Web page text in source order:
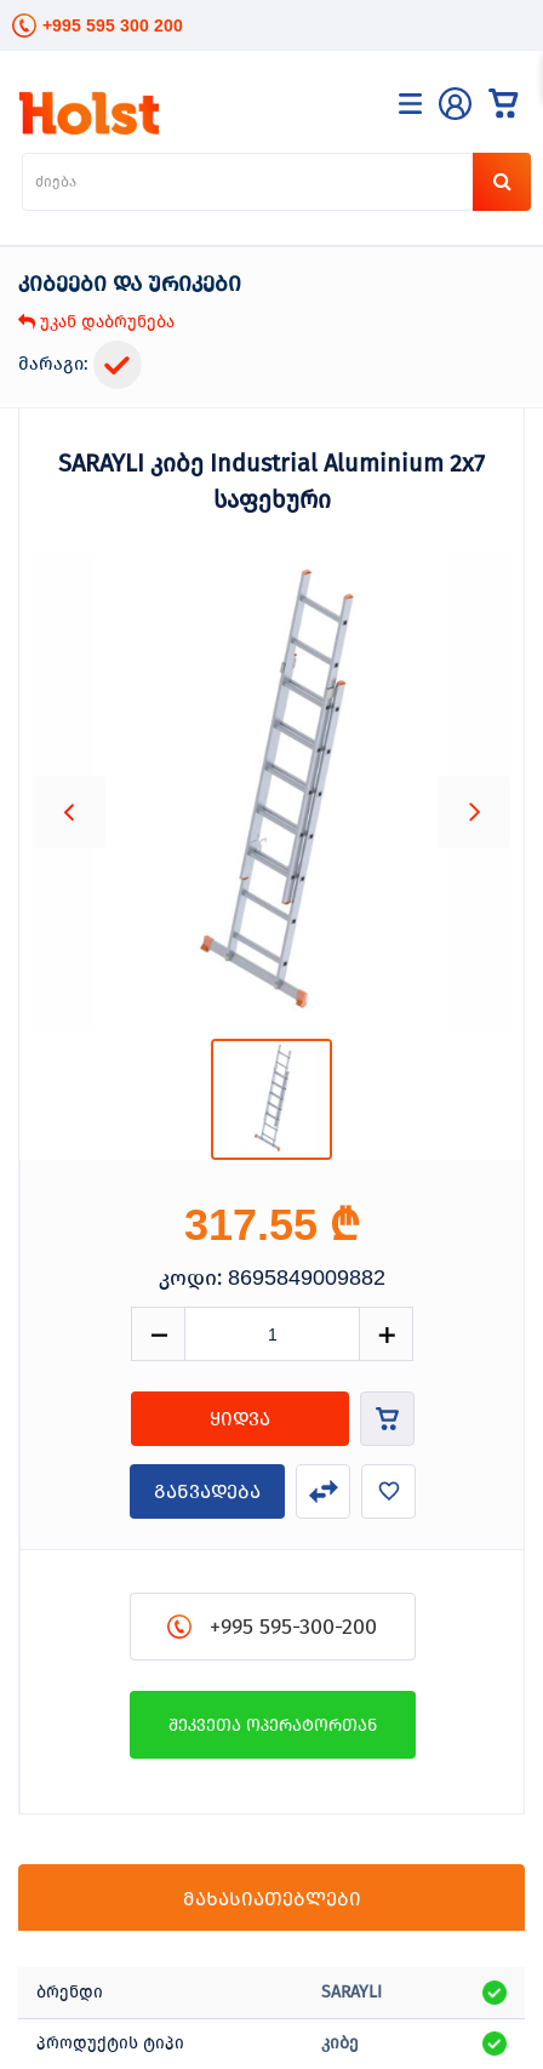
+995 595 300 200
კიბეები და ურიკები
უკან დაბრუნება
მარაგი:
SARAYLI კიბე Industrial Aluminium 2x7
საფეხური
317.55 ₾
კოდი: 8695849009882
ყიდვა
განვადება
+995 595-300-200
შეკვეთა ოპერატორთან
მახასიათებლები
ბრენდი SARAYLI
პროდუქტის ტიპი კიბე
კატალოგი
განათება
ინსტრუმენტები
ელექტრო
მოვლა
მცენარეთა
ბლოგი
სოც.